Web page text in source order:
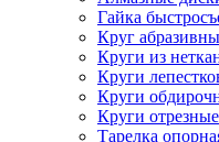
Гайка
Круг
Круги из
Круги
Круги
Круги отрезные
Тарелка